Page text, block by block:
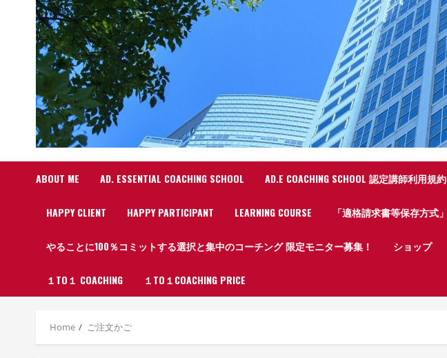
ABOUT ME AD. ESSENTIAL COACHING SCHOOL AD.E COACHING SCHOOL 認定講師利用規約
HAPPY CLIENT HAPPY PARTICIPANT LEARNING COURSE 「適格請求書等保存方式」
やることに100％コミットする選択と集中のコーチング 限定モニター募集！ ショップ
１TO１ COACHING １TO１COACHING PRICE
Home ご注文かご